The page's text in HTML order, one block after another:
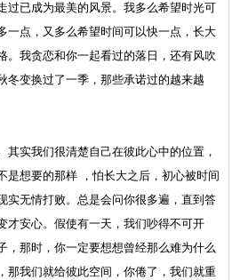
已成为最美的风景。我多么希望时光可
一点，又多么希望时间可以快一点，长大
。我贪恋和你一起看过的落日，还有风吹
冬变换过了一季，那些承诺过的越来越
实我们很清楚自己在彼此心中的位置，
是想要的那样 ，怕长大之后，初心被时间
实无情打败。总是会问你很多遍，直到答
才安心。假使有一天，我们吵得不可开
，那时，你一定要想想曾经那么难为什么
那我们就给彼此空间，你倦了，我们就重